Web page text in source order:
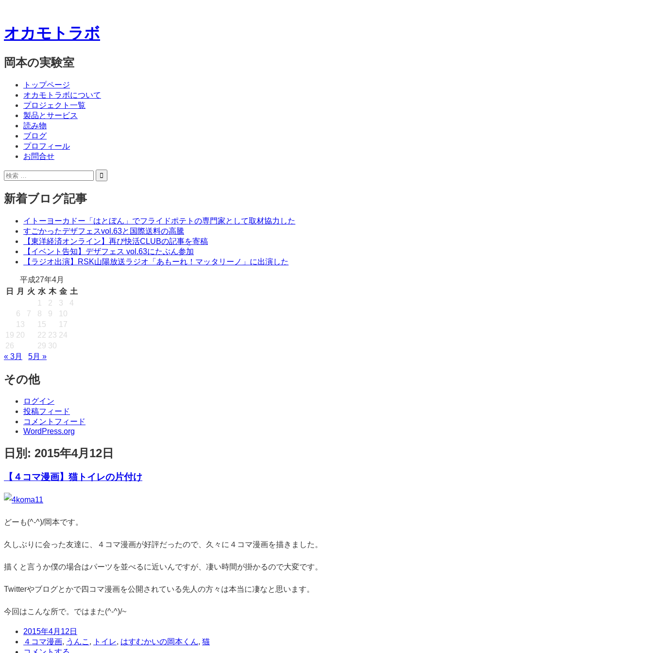
オカモトラボ
岡本の実験室
プ
トップページ
オカモトラボについて
プロジェクト一覧
製品とサービス
読み物
ブログ
プロフィール
お問合せ
サ
ド
バ
検
新着ブログ記事
イトーヨーカドー「はとぼん」でフライドポテトの専門家として取材協力した
すごかったデザフェスvol.63と国際送料の高騰
【東洋経済オンライン】再び快活CLUBの記事を寄稿
【イベント告知】デザフェス vol.63にたぶん参加
【ラジオ出演】RSK山陽放送ラジオ「あもーれ！マッタリーノ」に出演した
平成27年4月
日
月 火 水 木 金 土
1
2 3
4
6 7 8 9 10
13 15 17
19 20 22 23 24
26
29 30
« 3月
5月 »
その他
ログイン
投稿フィード
コメントフィード
WordPress.org
日別: 2015年4月12日
【４コマ漫画】猫トイレの片付け
標
どーも(^-^)/岡本です。
久しぶりに会った友達に、４コマ漫画が好評だったので、久々に４コマ漫画を描きました。
描くと言うか僕の場合はパーツを並べるに近いんですが、凄い時間が掛かるので大変です。
Twitterやブログとかで四コマ漫画を公開されている先人の方々は本当に凄なと思います。
今回はこんな所で。ではまた(^-^)/~
日
時
2015年4月12日
タ
グ
４コマ漫画, うんこ , トイレ, はすむかいの岡本くん, 猫
コ